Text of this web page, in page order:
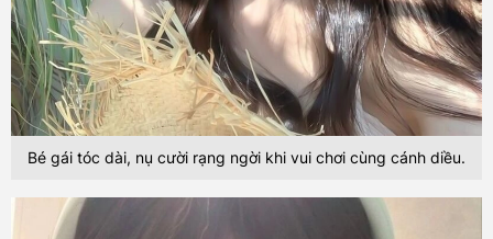
Bé gái tóc dài, nụ cười rạng ngời khi vui chơi cùng cánh diều.